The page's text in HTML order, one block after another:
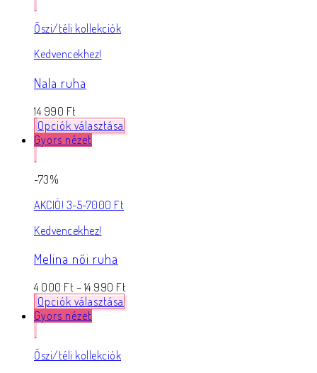
Őszi/téli kollekciók
Kedvencekhez!
Nala ruha
14 990 Ft
Opciók választása
Gyors nézet
-73%
AKCIÓ! 3-5-7000 Ft
Kedvencekhez!
Melina női ruha
4 000 Ft – 14 990 Ft
Opciók választása
Gyors nézet
Őszi/téli kollekciók